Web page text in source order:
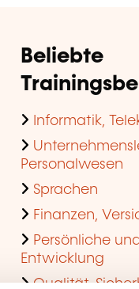
Beliebte
Informatik,
Personalwesen
Sprachen
Finanzen,
Persönliche
Entwicklung
Qualität,